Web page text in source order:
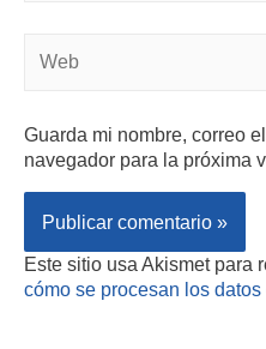
Guarda mi nombre, correo
navegador para la próxima
Este sitio usa Akismet para
cómo se procesan los